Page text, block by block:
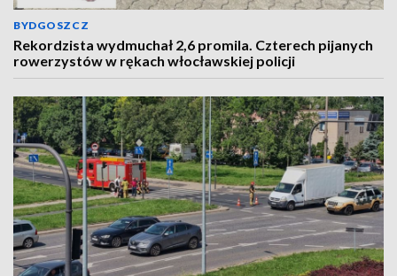
BYDGOSZCZ
Rekordzista wydmuchał 2,6 promila. Czterech pijanych
rowerzystów w rękach włocławskiej policji